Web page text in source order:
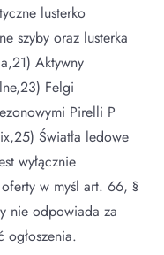
lusterko
szyby oraz lusterka
Aktywny
Felgi
Pirelli P
Światła ledowe
wyłącznie
w myśl art. 66, §
nie odpowiada za
ogłoszenia.